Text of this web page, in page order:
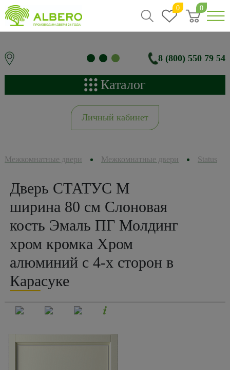
0 0
8 (800) 550 79 54
Каталог
Личный кабинет
Межкомнатные двери Межкомнатные двери Status
Дверь СТАТУС M
ширина 80 см Слоновая
кость Эмаль ПГ Молдинг
хром кромка Хром
алюминий с 4-х сторон в
Карасуке